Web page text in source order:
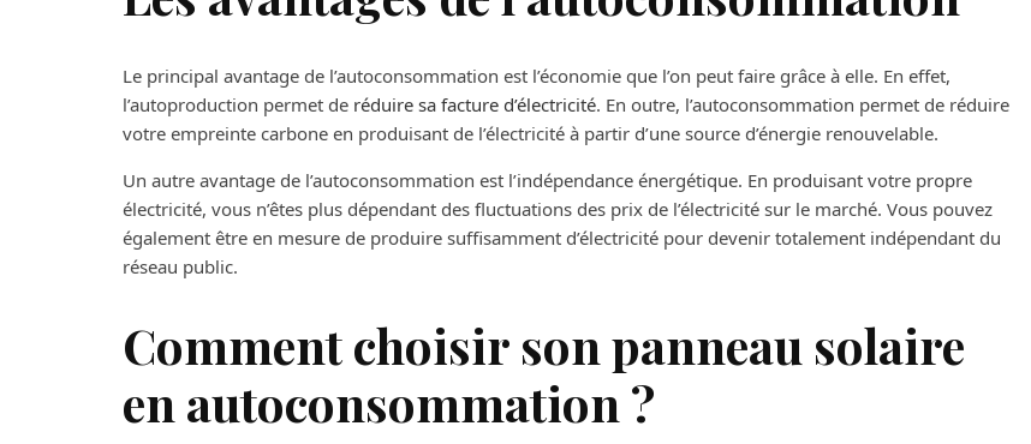
Le principal avantage de l’autoconsommation est l’économie que l’on peut faire grâce à elle. En effet,
l’autoproduction permet de réduire sa facture d’électricité. En outre, l’autoconsommation permet de réduire
votre empreinte carbone en produisant de l’électricité à partir d’une source d’énergie renouvelable.
Un autre avantage de l’autoconsommation est l’indépendance énergétique. En produisant votre propre
électricité, vous n’êtes plus dépendant des fluctuations des prix de l’électricité sur le marché. Vous pouvez
également être en mesure de produire suffisamment d’électricité pour devenir totalement indépendant du
réseau public.
Comment choisir son panneau solaire
en autoconsommation ?